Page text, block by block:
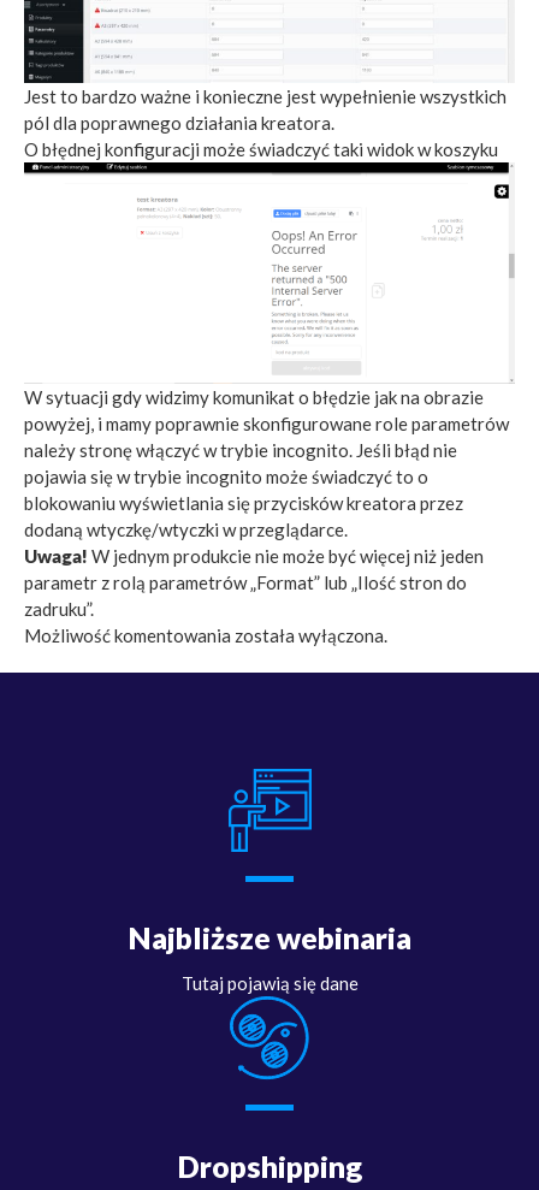
Jest to bardzo ważne i konieczne jest wypełnienie wszystkich
pól dla poprawnego działania kreatora.
O błędnej konfiguracji może świadczyć taki widok w koszyku
W sytuacji gdy widzimy komunikat o błędzie jak na obrazie
powyżej, i mamy poprawnie skonfigurowane role parametrów
należy stronę włączyć w trybie incognito. Jeśli błąd nie
pojawia się w trybie incognito może świadczyć to o
blokowaniu wyświetlania się przycisków kreatora przez
dodaną wtyczkę/wtyczki w przeglądarce.
Uwaga! W jednym produkcie nie może być więcej niż jeden
parametr z rolą parametrów „Format” lub „Ilość stron do
zadruku”.
Możliwość komentowania została wyłączona.
Najbliższe webinaria
Tutaj pojawią się dane
Dropshipping